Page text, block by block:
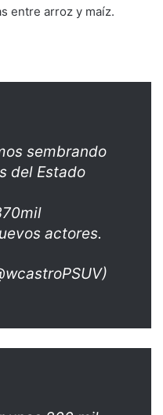
entre arroz y maíz.
sembrando
del Estado
actores.